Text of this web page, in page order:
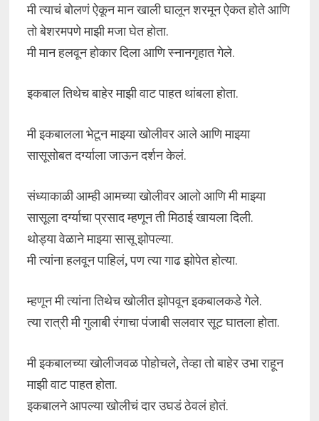
मी त्याचं बोलणं ऐकून मान खाली घालून शरमून ऐकत होते आणि
तो बेशरमपणे माझी मजा घेत होता.
मी मान हलवून होकार दिला आणि स्नानगृहात गेले.
इकबाल तिथेच बाहेर माझी वाट पाहत थांबला होता.
मी इकबालला भेटून माझ्या खोलीवर आले आणि माझ्या
सासूसोबत दर्ग्याला जाऊन दर्शन केलं.
संध्याकाळी आम्ही आमच्या खोलीवर आलो आणि मी माझ्या
सासूला दर्ग्याचा प्रसाद म्हणून ती मिठाई खायला दिली.
थोड्या वेळाने माझ्या सासू झोपल्या.
मी त्यांना हलवून पाहिलं, पण त्या गाढ झोपेत होत्या.
म्हणून मी त्यांना तिथेच खोलीत झोपवून इकबालकडे गेले.
त्या रात्री मी गुलाबी रंगाचा पंजाबी सलवार सूट घातला होता.
मी इकबालच्या खोलीजवळ पोहोचले, तेव्हा तो बाहेर उभा राहून
माझी वाट पाहत होता.
इकबालने आपल्या खोलीचं दार उघडं ठेवलं होतं.